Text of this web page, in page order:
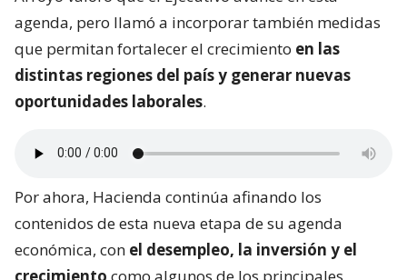
agenda, pero llamó a incorporar también medidas
que permitan fortalecer el crecimiento en las
distintas regiones del país y generar nuevas
oportunidades laborales.
Por ahora, Hacienda continúa afinando los
contenidos de esta nueva etapa de su agenda
económica, con el desempleo, la inversión y el
crecimiento como algunos de los principales